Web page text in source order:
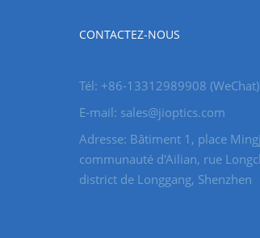
CONTACTEZ-NOUS
Tél: +86-13312989908 (WeChat)
E-mail: sales@jioptics.com
Adresse: Bâtiment 1, place
communauté d'Ailian, rue
district de Longgang, Shenzhen